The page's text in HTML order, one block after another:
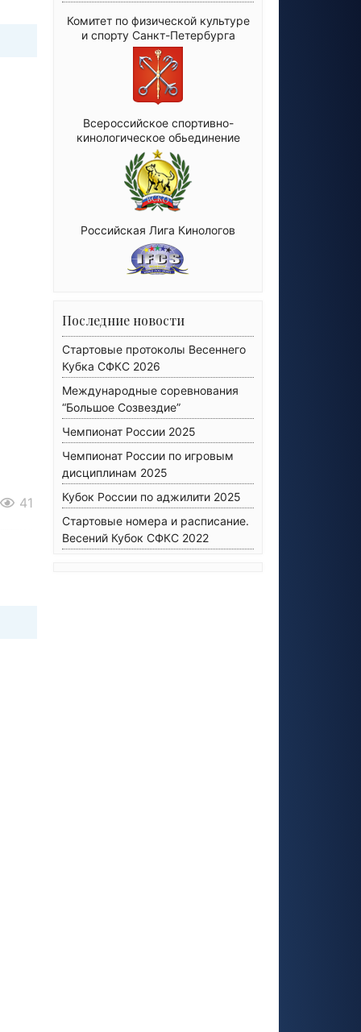
41
Комитет по физической культуре
и спорту Санкт-Петербурга
Всероссийское спортивно-
кинологическое обьединение
Российская Лига Кинологов
Последние новости
Стартовые протоколы Весеннего
Кубка СФКС 2026
Международные соревнования
“Большое Созвездие”
Чемпионат России 2025
Чемпионат России по игровым
дисциплинам 2025
Кубок России по аджилити 2025
Стартовые номера и расписание.
Весений Кубок СФКС 2022